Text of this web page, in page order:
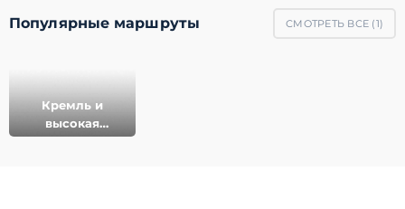
Популярные маршруты СМОТРЕТЬ ВСЕ (1)
Кремль и
высокая
набережная